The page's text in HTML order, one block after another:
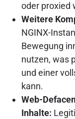
oder proxied
Weitere
NGINX-
Bewegung
nutzen, was
und einer
kann.
Web-
Inhalte: